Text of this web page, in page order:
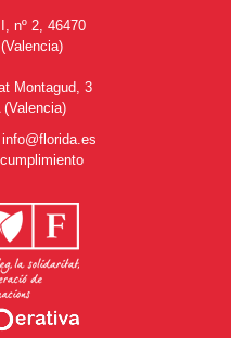
nº 2, 46470
Montagud, 3
(Valencia)
info@florida.es